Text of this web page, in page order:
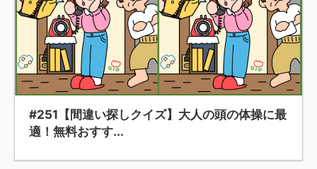
#251【間違い探しクイズ】大人の頭の体操に最
適！無料おすす...